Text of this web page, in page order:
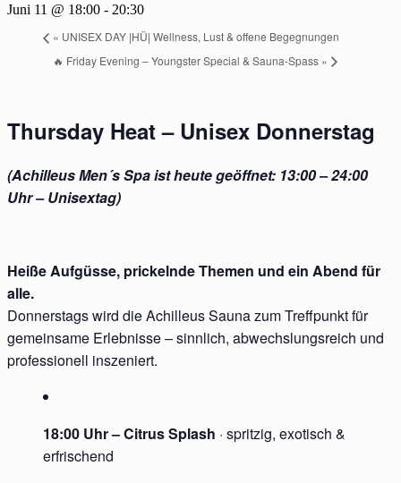
Juni 11 @ 18:00 - 20:30
« UNISEX DAY |HÜ| Wellness, Lust & offene Begegnungen
🔥 Friday Evening – Youngster Special & Sauna-Spass »
Thursday Heat – Unisex Donnerstag
(Achilleus Men´s Spa ist heute geöffnet: 13:00 – 24:00
Uhr – Unisextag)
Heiße Aufgüsse, prickelnde Themen und ein Abend für
alle.
Donnerstags wird die Achilleus Sauna zum Treffpunkt für
gemeinsame Erlebnisse – sinnlich, abwechslungsreich und
professionell inszeniert.
18:00 Uhr – Citrus Splash · spritzig, exotisch &
erfrischend